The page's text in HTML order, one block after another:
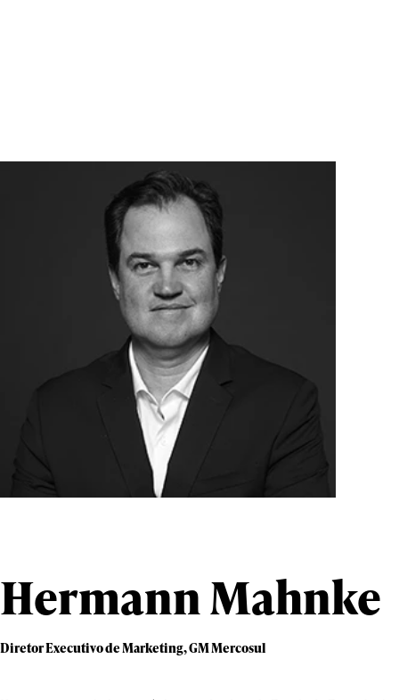
Hermann Mahnke
Diretor Executivo de Marketing, GM Mercosul